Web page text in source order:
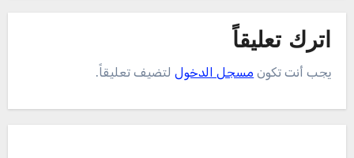
اترك تعليقاً
يجب أنت تكون مسجل الدخوللتضيف تعليقاً.